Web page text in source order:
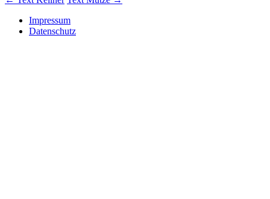
Beitrags-
Navigation
Impressum
Datenschutz